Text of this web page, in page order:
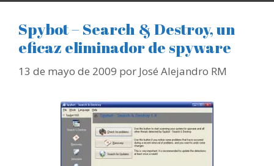
Spybot – Search & Destroy, un
eficaz eliminador de spyware
13 de mayo de 2009 por José Alejandro RM